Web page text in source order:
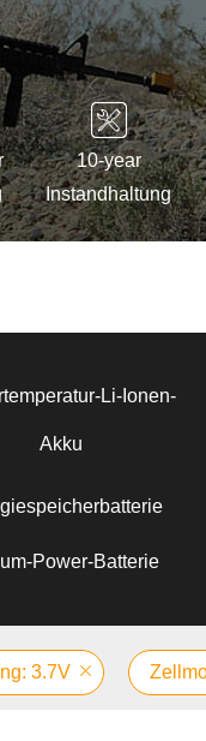
10-year
Instandhaltung
Li-Ionen-
Akku
Power-Batterie
3.7V